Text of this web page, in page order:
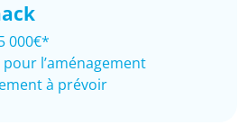
000€*
l’aménagement
à prévoir